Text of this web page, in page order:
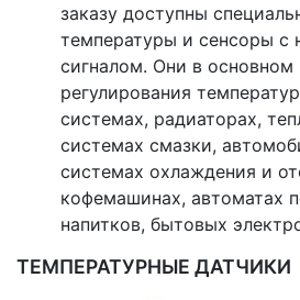
заказу доступны
температуры и сенсоры с
сигналом. Они в основном
регулирования
системах, радиаторах,
системах смазки,
системах охлаждения и
кофемашинах, автоматах
напитков, бытовых
ТЕМПЕРАТУРНЫЕ ДАТЧИКИ